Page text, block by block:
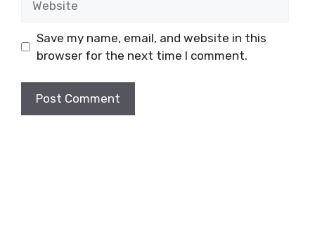
Save my name, email, and website in this
browser for the next time I comment.